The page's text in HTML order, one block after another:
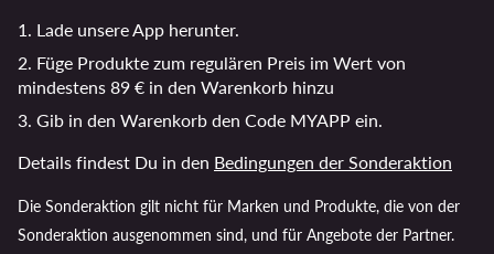
1. Lade unsere App herunter.
2. Füge Produkte zum regulären Preis im Wert von
mindestens 89 € in den Warenkorb hinzu
3. Gib in den Warenkorb den Code MYAPP ein.
Details findest Du in den Bedingungen der Sonderaktion
Die Sonderaktion gilt nicht für Marken und Produkte, die von der
Sonderaktion ausgenommen sind, und für Angebote der Partner.